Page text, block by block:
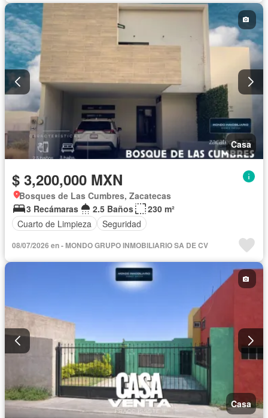
Casa
$ 3,200,000 MXN
Bosques de Las Cumbres, Zacatecas
3 Recámaras
2.5 Baños
230 m²
Cuarto de Limpieza
Seguridad
08/07/2026 en - MONDO GRUPO INMOBILIARIO SA DE CV
Casa